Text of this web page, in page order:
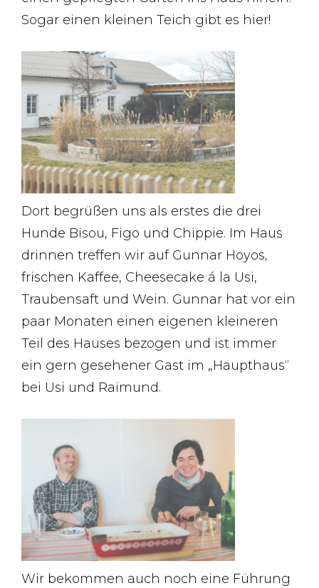
Sogar einen kleinen Teich gibt es hier!
Dort begrüßen uns als erstes die drei
Hunde Bisou, Figo und Chippie. Im Haus
drinnen treffen wir auf Gunnar Hoyos,
frischen Kaffee, Cheesecake á la Usi,
Traubensaft und Wein. Gunnar hat vor ein
paar Monaten einen eigenen kleineren
Teil des Hauses bezogen und ist immer
ein gern gesehener Gast im „Haupthaus“
bei Usi und Raimund.
Wir bekommen auch noch eine Führung